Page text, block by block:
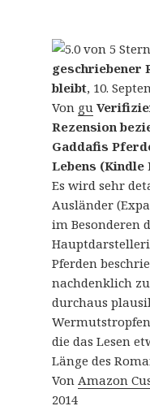
geschriebener
bleibt, 10.
Von gu
Rezension
Gaddafis
Lebens (Kindle
Es wird sehr
Ausländer
im Besonderen
Pferden
nachdenklich
durchaus
die das Lesen
Länge des
Von Amazon
2014